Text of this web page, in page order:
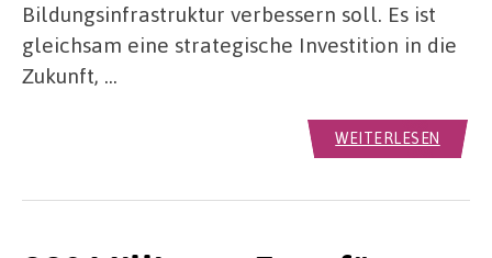
Bildungsinfrastruktur verbessern soll. Es ist
gleichsam eine strategische Investition in die
Zukunft, …
WEITERLESEN